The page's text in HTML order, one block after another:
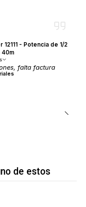
- Potencia de 1/2
40m
falta factura
de estos